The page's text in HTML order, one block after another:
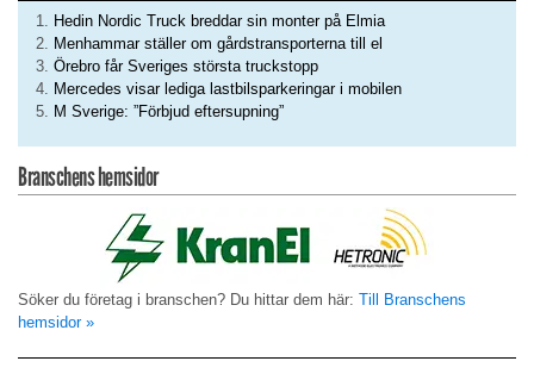
Hedin Nordic Truck breddar sin monter på Elmia
Menhammar ställer om gårdstransporterna till el
Örebro får Sveriges största truckstopp
Mercedes visar lediga lastbilsparkeringar i mobilen
M Sverige: ”Förbjud eftersupning”
Branschens hemsidor
Söker du företag i branschen? Du hittar dem här: Till Branschens
hemsidor »